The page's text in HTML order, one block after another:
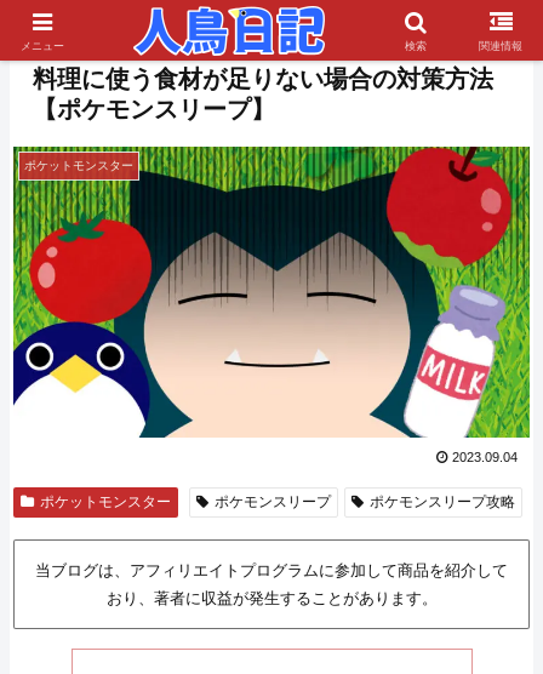
料理に使う食材が足りない場合の対策方法
【ポケモンスリープ】
ポケットモンスター
2023.09.04
ポケットモンスター ポケモンスリープ ポケモンスリープ攻略
当ブログは、アフィリエイトプログラムに参加して商品を紹介して
おり、著者に収益が発生することがあります。
メニュー 検索 関連情報